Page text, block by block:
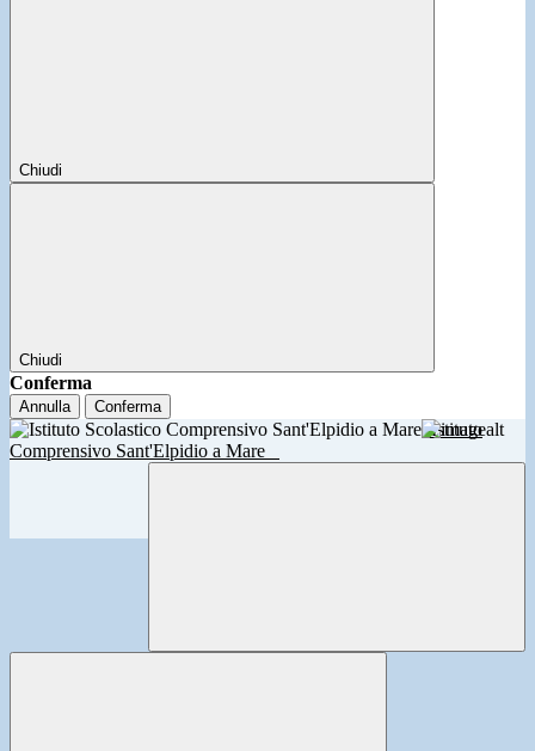
Chiudi
Chiudi
Conferma
Annulla Conferma
Istituto
Comprensivo Sant'Elpidio a Mare